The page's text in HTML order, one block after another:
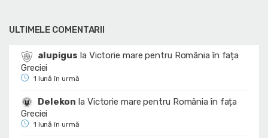
ULTIMELE COMENTARII
alupigus la Victorie mare pentru România în fața
Greciei
1 lună în urmă
Delekon la Victorie mare pentru România în fața
Greciei
1 lună în urmă